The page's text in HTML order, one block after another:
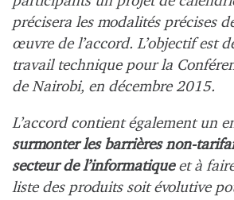
précisera les modalités précises
œuvre de l’accord. L’objectif est
travail technique pour la
de Nairobi, en décembre 2015.
L’accord contient également un
surmonter les barrières non-
secteur de l’informatique et à
liste des produits soit évolutive